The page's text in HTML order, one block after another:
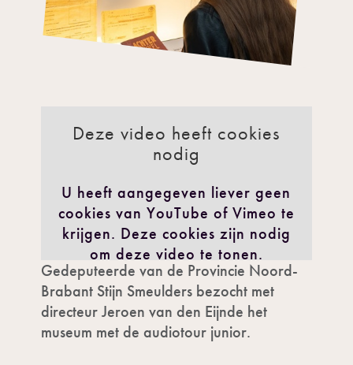
Deze video heeft cookies
nodig
U heeft aangegeven liever geen
cookies van YouTube of Vimeo te
krijgen. Deze cookies zijn nodig
om deze video te tonen.
IK GA AKKOORD
Gedeputeerde van de Provincie Noord-
Brabant Stijn Smeulders bezocht met
directeur Jeroen van den Eijnde het
museum met de audiotour junior.